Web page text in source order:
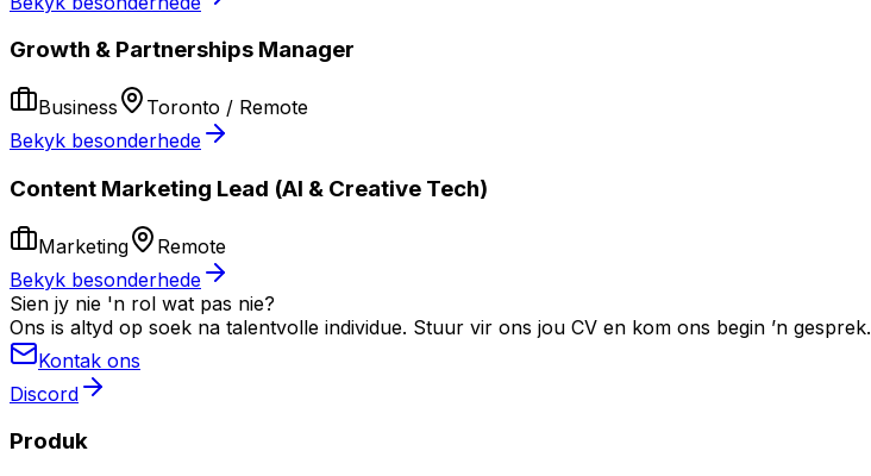
Growth & Partnerships Manager
Business
Toronto / Remote
Bekyk besonderhede
Content Marketing Lead (AI & Creative Tech)
Marketing
Remote
Bekyk besonderhede
Sien jy nie 'n rol wat pas nie?
Ons is altyd op soek na talentvolle individue. Stuur vir ons jou CV en kom ons begin ’n gesprek.
Kontak ons
Discord
Produk